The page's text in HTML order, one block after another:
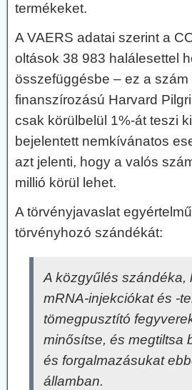
termékeket.
A VAERS adatai szerint a
oltások 38 983 halálesettel
összefüggésbe – ez a
finanszírozású Harvard
csak körülbelül 1%-át teszi
bejelentett nemkívánatos
azt jelenti, hogy a valós
millió körül lehet.
A törvényjavaslat
törvényhozó szándékát:
A közgyűlés szándéka,
mRNA-injekciókat és -
tömegpusztító
minősítse, és megtiltsa
és forgalmazásukat
államban.